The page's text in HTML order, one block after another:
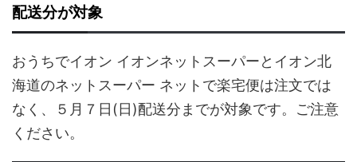
配送分が対象
おうちでイオン イオンネットスーパーとイオン北
海道のネットスーパー ネットで楽宅便は注文では
なく、５月７日(日)配送分までが対象です。ご注意
ください。